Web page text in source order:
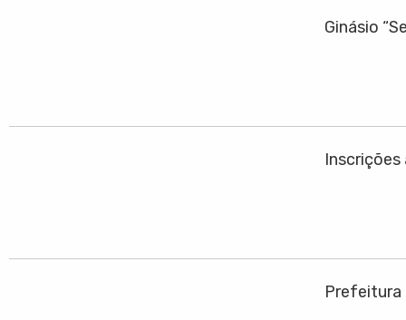
Ginásio
Prefeitura